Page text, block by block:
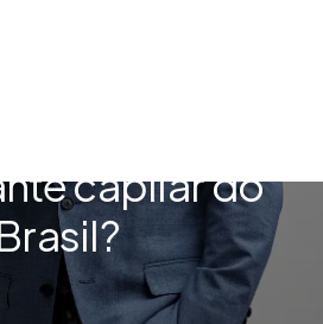
de
capilar do